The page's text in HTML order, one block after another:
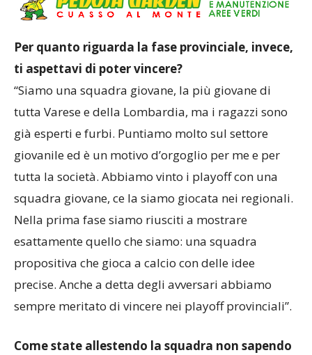
Per quanto riguarda la fase provinciale, invece,
ti aspettavi di poter vincere?
“Siamo una squadra giovane, la più giovane di
tutta Varese e della Lombardia, ma i ragazzi sono
già esperti e furbi. Puntiamo molto sul settore
giovanile ed è un motivo d’orgoglio per me e per
tutta la società. Abbiamo vinto i playoff con una
squadra giovane, ce la siamo giocata nei regionali.
Nella prima fase siamo riusciti a mostrare
esattamente quello che siamo: una squadra
propositiva che gioca a calcio con delle idee
precise. Anche a detta degli avversari abbiamo
sempre meritato di vincere nei playoff provinciali”.
Come state allestendo la squadra non sapendo